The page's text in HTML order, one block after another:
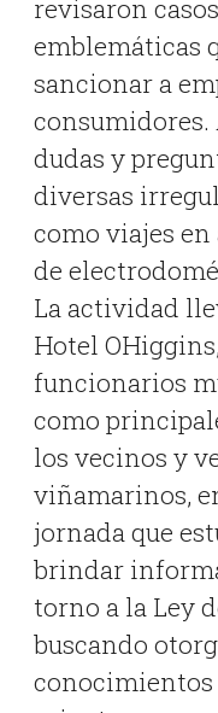
revisaron
emblemáticas
sancionar a
consumidores.
dudas y
diversas
como viajes
de
La actividad
Hotel
funcionarios
como
los vecinos y
viñamarinos,
jornada que
brindar
torno a la Ley
buscando
conocimientos